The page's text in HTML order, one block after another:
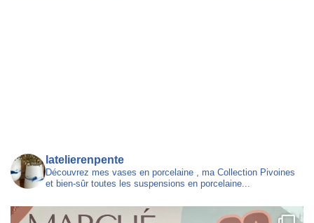
latelierenpente
Découvrez mes vases en porcelaine , ma Collection Pivoines
et bien-sûr toutes les suspensions en porcelaine...